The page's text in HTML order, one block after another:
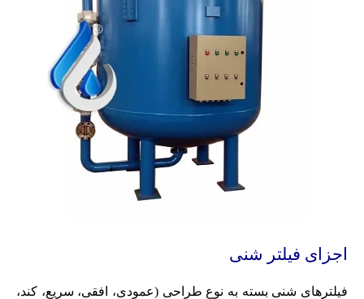
اجزای فیلتر شنی
فیلترهای شنی بسته به نوع طراحی (عمودی، افقی، سریع، کند،